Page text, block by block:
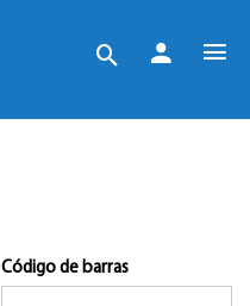
Código de barras